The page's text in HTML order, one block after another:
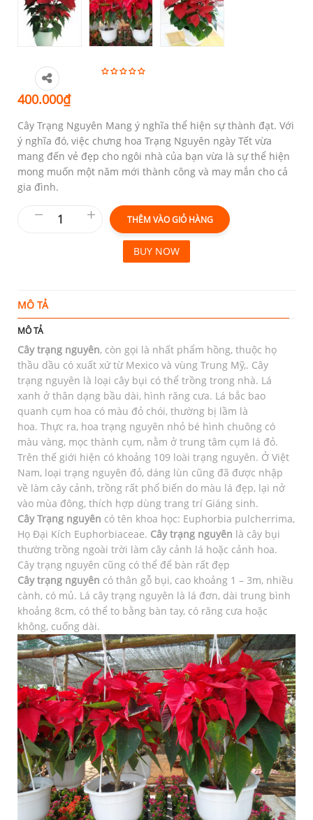
400.000₫
Cây Trạng Nguyên Mang ý nghĩa thể hiện sự thành đạt. Với
ý nghĩa đó, việc chưng hoa Trạng Nguyên ngày Tết vừa
mang đến vẻ đẹp cho ngôi nhà của bạn vừa là sự thể hiện
mong muốn một năm mới thành công và may mắn cho cả
gia đình.
THÊM VÀO GIỎ HÀNG
BUY NOW
MÔ TẢ
MÔ TẢ
Cây trạng nguyên, còn gọi là nhất phẩm hồng, thuộc họ
thầu dầu có xuất xứ từ Mexico và vùng Trung Mỹ,. Cây
trạng nguyên là loại cây bụi có thể trồng trong nhà. Lá
xanh ở thân dạng bầu dài, hình răng cưa. Lá bắc bao
quanh cụm hoa có màu đỏ chói, thường bị lầm là
hoa. Thực ra, hoa trạng nguyên nhỏ bé hình chuông có
màu vàng, mọc thành cụm, nằm ở trung tâm cụm lá đỏ.
Trên thế giới hiện có khoảng 109 loài trạng nguyên. Ở Việt
Nam, loại trạng nguyên đỏ, dáng lùn cũng đã được nhập
về làm cây cảnh, trồng rất phổ biến do màu lá đẹp, lại nở
vào mùa đông, thích hợp dùng trang trí Giáng sinh.
Cây Trạng nguyên có tên khoa học: Euphorbia pulcherrima,
Họ Đại Kích Euphorbiaceae. Cây trạng nguyên là cây bụi
thường trồng ngoài trời làm cây cảnh lá hoặc cảnh hoa.
Cây trạng nguyên cũng có thể để bàn rất đẹp
Cây trạng nguyên có thân gỗ bụi, cao khoảng 1 – 3m, nhiều
cành, có mủ. Lá cây trạng nguyên là lá đơn, dài trung bình
khoảng 8cm, có thể to bằng bàn tay, có răng cưa hoặc
không, cuống dài.